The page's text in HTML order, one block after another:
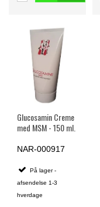
Glucosamin Creme
med MSM - 150 ml.
NAR-000917
På lager -
afsendelse 1-3
hverdage